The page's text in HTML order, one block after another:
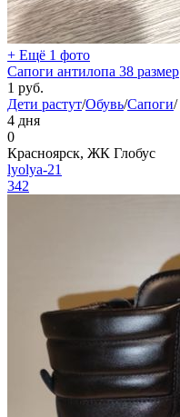
+ Ещё 1 фото
Сапоги антилопа 38 размер
1 руб.
Дети растут/Обувь/Сапоги/
4 дня
0
Красноярск, ЖК Глобус
lyolya-21
342